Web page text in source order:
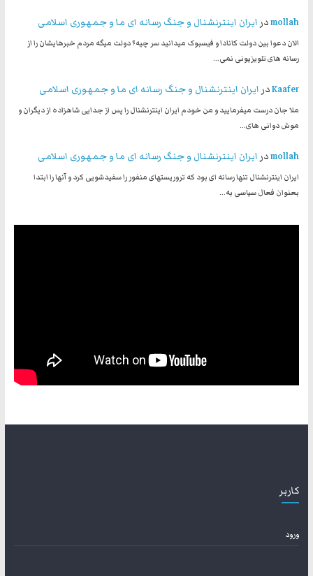
mollahدر ایران اینترنشنال و جنگ رسانه ای ما و جمهوری اسلامی
الان دعوا بین دولت کانادا و فیسبوک میدانید سر چیه؟ دولت میگه مردم خبرهایشان را از
رسانه های تلویزیونی نمی…
Kaaferدر ایران اینترنشنال و جنگ رسانه ای ما و جمهوری اسلامی
ملا جان درست میفرمایید و من خودم ایران اینترنشنال را پس از جدایی شاهزاده از دیگران و
موش دوانی های…
mollahدر ایران اینترنشنال و جنگ رسانه ای ما و جمهوری اسلامی
ایران اینترنشنال تنها رسانه ای بود که تروریستهای منفور را سفیدشویی کرد و آنها را ابتدا
بعنوان فعال سیاسی به…
کاربر
ورود